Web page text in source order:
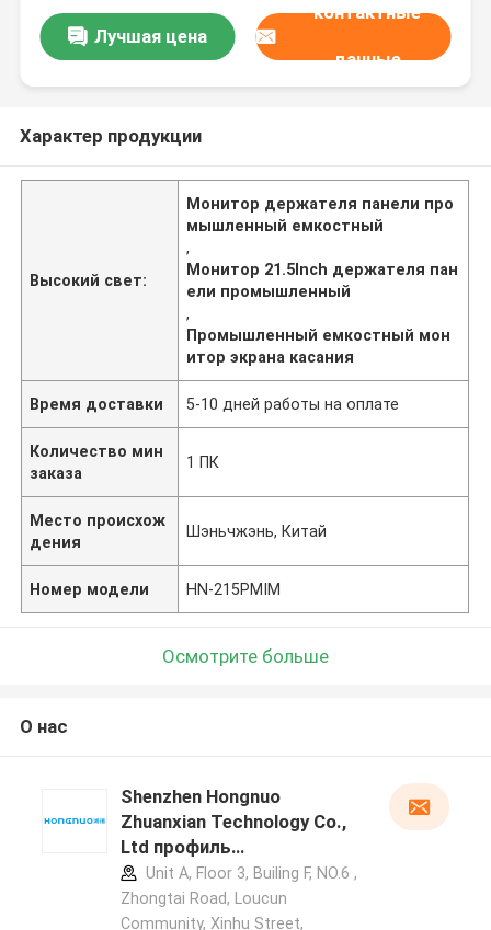
Лучшая цена
контактные
данные
Характер продукции
Высокий свет:
Монитор держателя панели про
мышленный емкостный
,
Монитор 21.5Inch держателя пан
ели промышленный
,
Промышленный емкостный мон
итор экрана касания
Время доставки 5-10 дней работы на оплате
Количество мин
заказа
1 ПК
Место происхож
дения
Шэньчжэнь, Китай
Номер модели HN-215PMIM
Осмотрите больше
О нас
Shenzhen Hongnuo
Zhuanxian Technology Co.,
Ltd профиль
производителя
Unit A, Floor 3, Builing F, NO.6 ,
Zhongtai Road, Loucun
Community, Xinhu Street,